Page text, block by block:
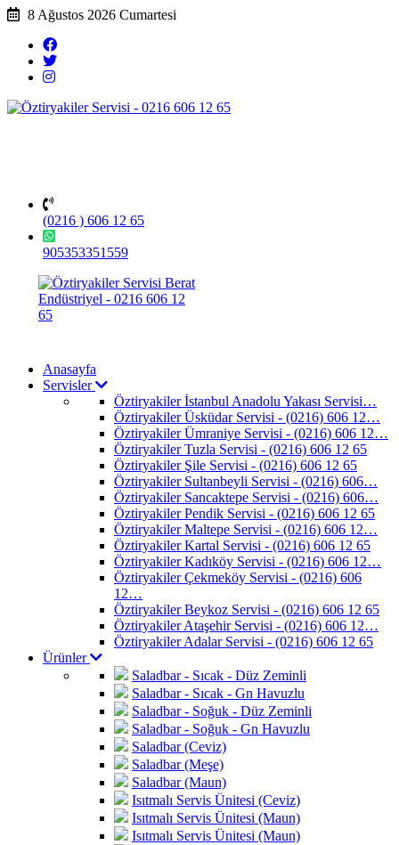
8 Ağustos 2026 Cumartesi
(0216 ) 606 12 65
905353351559
Anasayfa
Servisler
Öztiryakiler İstanbul Anadolu Yakası Servisi…
Öztiryakiler Üsküdar Servisi - (0216) 606 12…
Öztiryakiler Ümraniye Servisi - (0216) 606 12…
Öztiryakiler Tuzla Servisi - (0216) 606 12 65
Öztiryakiler Şile Servisi - (0216) 606 12 65
Öztiryakiler Sultanbeyli Servisi - (0216) 606…
Öztiryakiler Sancaktepe Servisi - (0216) 606…
Öztiryakiler Pendik Servisi - (0216) 606 12 65
Öztiryakiler Maltepe Servisi - (0216) 606 12…
Öztiryakiler Kartal Servisi - (0216) 606 12 65
Öztiryakiler Kadıköy Servisi - (0216) 606 12…
Öztiryakiler Çekmeköy Servisi - (0216) 606
12…
Öztiryakiler Beykoz Servisi - (0216) 606 12 65
Öztiryakiler Ataşehir Servisi - (0216) 606 12…
Öztiryakiler Adalar Servisi - (0216) 606 12 65
Ürünler
Saladbar - Sıcak - Düz Zeminli
Saladbar - Sıcak - Gn Havuzlu
Saladbar - Soğuk - Düz Zeminli
Saladbar - Soğuk - Gn Havuzlu
Saladbar (Ceviz)
Saladbar (Meşe)
Saladbar (Maun)
Isıtmalı Servis Ünitesi (Ceviz)
Isıtmalı Servis Ünitesi (Maun)
Isıtmalı Servis Ünitesi (Maun)